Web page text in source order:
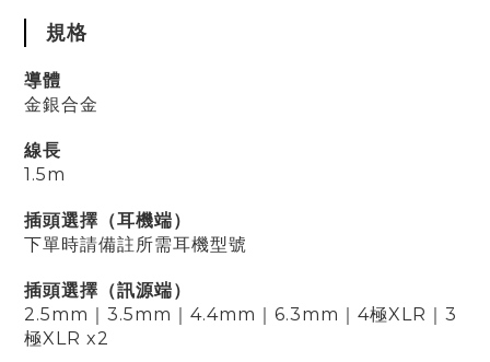
規格
導體
金銀合金
線長
1.5m
插頭選擇（耳機端）
下單時請備註所需耳機型號
插頭選擇（訊源端）
2.5mm｜3.5mm｜4.4mm｜6.3mm｜4極XLR｜3
極XLR x2